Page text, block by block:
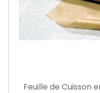
Feuille de Cuisson